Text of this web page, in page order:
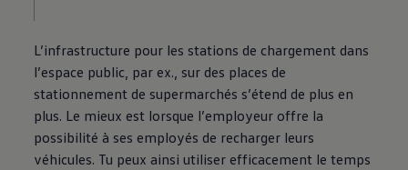
L’infrastructure pour les stations de chargement dans
l’espace public, par ex., sur des places de
stationnement de supermarchés s’étend de plus en
plus. Le mieux est lorsque l’employeur offre la
possibilité à ses employés de recharger leurs
véhicules. Tu peux ainsi utiliser efficacement le temps